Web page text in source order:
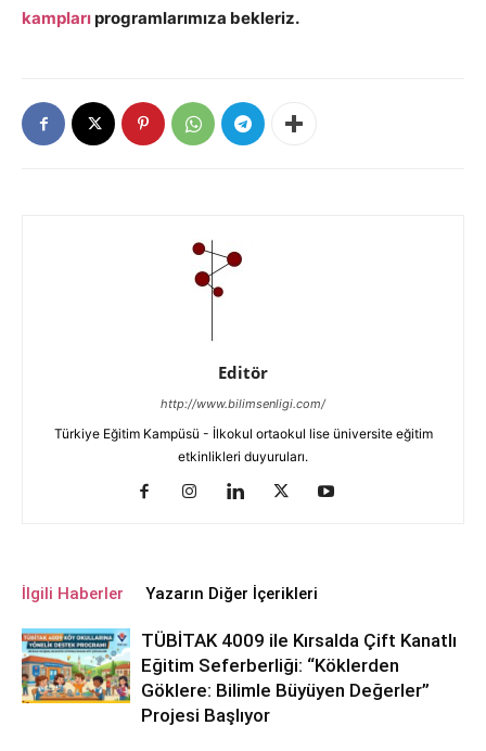
kamplarıprogramlarımıza bekleriz.
Editör
http://www.bilimsenligi.com/
Türkiye Eğitim Kampüsü - İlkokul ortaokul lise üniversite eğitim
etkinlikleri duyuruları.
İlgili Haberler Yazarın Diğer İçerikleri
TÜBİTAK 4009 ile Kırsalda Çift Kanatlı
Eğitim Seferberliği: “Köklerden
Göklere: Bilimle Büyüyen Değerler”
Projesi Başlıyor